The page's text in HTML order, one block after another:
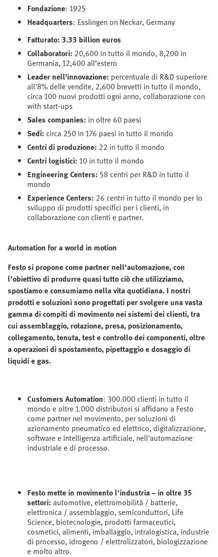
Fondazione: 1925
Headquarters: Esslingen on Neckar, Germany
Fatturato: 3.33 billion euros
Collaboratori: 20,600 in tutto il mondo, 8,200 in
Germania, 12,400 all’estero
Leader nell’innovazione: percentuale di R&D superiore
all'8% delle vendite, 2,600 brevetti in tutto il mondo,
circa 100 nuovi prodotti ogni anno, collaborazione con
with start-ups
Sales companies: in oltre 60 paesi
Sedi: circa 250 in 176 paesi in tutto il mondo
Centri di produzione: 22 in tutto il mondo
Centri logistici: 10 in tutto il mondo
Engineering Centers: 58 centri per R&D in tutto il
mondo
Experience Centers: 26 centri in tutto il mondo per lo
sviluppo di prodotti specifici per i clienti, in
collaborazione con clienti e partner.
Automation for a world in motion
Festo si propone come partner nell'automazione, con
l'obiettivo di produrre quasi tutto ciò che utilizziamo,
spostiamo e consumiamo nella vita quotidiana. I nostri
prodotti e soluzioni sono progettati per svolgere una vasta
gamma di compiti di movimento nei sistemi dei clienti, tra
cui assemblaggio, rotazione, presa, posizionamento,
collegamento, tenuta, test e controllo dei componenti, oltre
a operazioni di spostamento, pipettaggio e dosaggio di
liquidi e gas.
Customers Automation: 300.000 clienti in tutto il
mondo e oltre 1.000 distributori si affidano a Festo
come partner nel movimento, per soluzioni di
azionamento pneumatico ed elettrico, digitalizzazione,
software e intelligenza artificiale, nell'automazione
industriale e di processo.
Festo mette in movimento l'industria – in oltre 35
settori: automotive, elettromobilità / batterie,
elettronica / assemblaggio, semiconduttori, Life
Science, biotecnologie, prodotti farmaceutici,
cosmetici, alimenti, imballaggio, intralogistica, industrie
di processo, idrogeno / elettrolizzatori, biologizzazione
e molto altro.